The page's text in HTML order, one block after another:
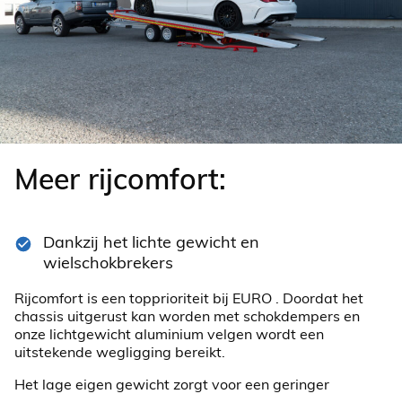
Meer rijcomfort:
Dankzij het lichte gewicht en
wielschokbrekers
Rijcomfort is een topprioriteit bij EURO . Doordat het
chassis uitgerust kan worden met schokdempers en
onze lichtgewicht aluminium velgen wordt een
uitstekende wegligging bereikt.
Het lage eigen gewicht zorgt voor een geringer